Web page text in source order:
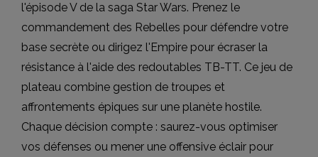
l'épisode V de la saga Star Wars. Prenez le
commandement des Rebelles pour défendre votre
base secrète ou dirigez l'Empire pour écraser la
résistance à l'aide des redoutables TB-TT. Ce jeu de
plateau combine gestion de troupes et
affrontements épiques sur une planète hostile.
Chaque décision compte : saurez-vous optimiser
vos défenses ou mener une offensive éclair pour